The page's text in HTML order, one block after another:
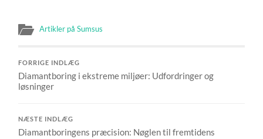
Artikler på Sumsus
FORRIGE INDLÆG
Diamantboring i ekstreme miljøer: Udfordringer og
løsninger
NÆSTE INDLÆG
Diamantboringens præcision: Nøglen til fremtidens